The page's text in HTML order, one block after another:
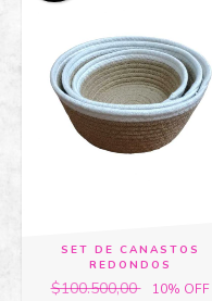
SET DE CANASTOS
REDONDOS
$100.500,00 10% OFF